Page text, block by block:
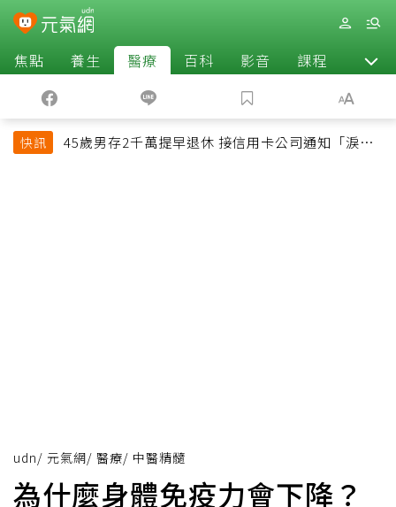
焦點 養生 醫療 百科 影音 課程 退休
快訊
45歲男存2千萬提早退休 接信用卡公司通知「淚回
udn/ 元氣網/ 醫療/ 中醫精髓
為什麼身體免疫力會下降？